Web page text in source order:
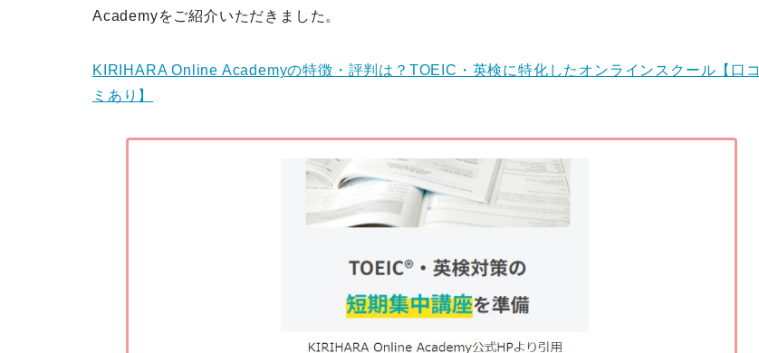
Academyをご紹介いただきました。
KIRIHARA Online Academyの特徴・評判は？TOEIC・英検に特化したオンラインスクール【口コ
ミあり】